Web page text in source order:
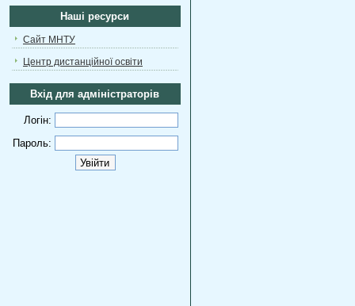
Наші ресурси
Сайт МНТУ
Центр дистанційної освіти
Вхід для адміністраторів
Логін:
Пароль: